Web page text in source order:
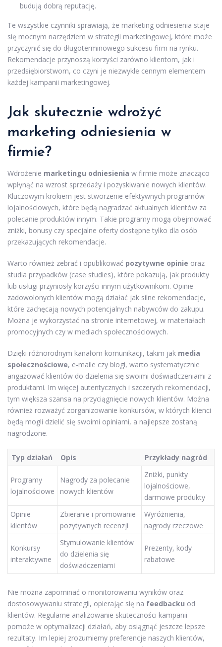
budują dobrą reputację.
Te wszystkie czynniki sprawiają, że marketing odniesienia staje
się mocnym narzędziem w strategii marketingowej, które może
przyczynić się do długoterminowego sukcesu firm na rynku.
Rekomendacje przynoszą korzyści zarówno klientom, jak i
przedsiębiorstwom, co czyni je niezwykle cennym elementem
każdej kampanii marketingowej.
Jak skutecznie wdrożyć
marketing odniesienia w
firmie?
Wdrożenie marketingu odniesienia w firmie może znacząco
wpłynąć na wzrost sprzedaży i pozyskiwanie nowych klientów.
Kluczowym krokiem jest stworzenie efektywnych programów
lojalnościowych, które będą nagradzać aktualnych klientów za
polecanie produktów innym. Takie programy mogą obejmować
zniżki, bonusy czy specjalne oferty dostępne tylko dla osób
przekazujących rekomendacje.
Warto również zebrać i opublikować pozytywne opinie oraz
studia przypadków (case studies), które pokazują, jak produkty
lub usługi przyniosły korzyści innym użytkownikom. Opinie
zadowolonych klientów mogą działać jak silne rekomendacje,
które zachęcają nowych potencjalnych nabywców do zakupu.
Można je wykorzystać na stronie internetowej, w materiałach
promocyjnych czy w mediach społecznościowych.
Dzięki różnorodnym kanałom komunikacji, takim jak media
społecznościowe, e-maile czy blogi, warto systematycznie
angażować klientów do dzielenia się swoimi doświadczeniami z
produktami. Im więcej autentycznych i szczerych rekomendacji,
tym większa szansa na przyciągnięcie nowych klientów. Można
również rozważyć zorganizowanie konkursów, w których klienci
będą mogli dzielić się swoimi opiniami, a najlepsze zostaną
nagrodzone.
Typ działań Opis Przykłady nagród
Programy
lojalnościowe
Nagrody za polecanie
nowych klientów
Zniżki, punkty
lojalnościowe,
darmowe produkty
Opinie
klientów
Zbieranie i promowanie
pozytywnych recenzji
Wyróżnienia,
nagrody rzeczowe
Konkursy
interaktywne
Stymulowanie klientów
do dzielenia się
doświadczeniami
Prezenty, kody
rabatowe
Nie można zapominać o monitorowaniu wyników oraz
dostosowywaniu strategii, opierając się na feedbacku od
klientów. Regularne analizowanie skuteczności kampanii
pomoże w optymalizacji działań, aby osiągnąć jeszcze lepsze
rezultaty. Im lepiej zrozumiemy preferencje naszych klientów,